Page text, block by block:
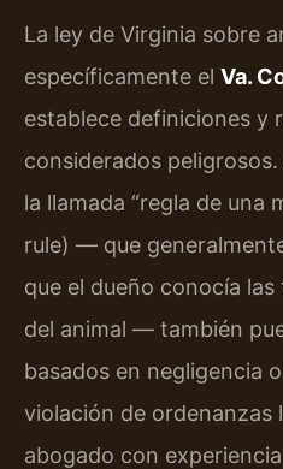
La ley de Virginia sobre
específicamente el Va.
establece definiciones y
considerados
la llamada “regla de una
rule) — que
que el dueño conocía
del animal — también
basados en negligencia
violación de ordenanzas
abogado con